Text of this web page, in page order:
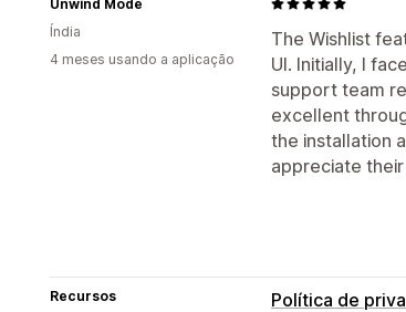
The Wishlist
UI. Initially, I
support team
excellent
the installation
appreciate
Unwind Mode
Índia
4 meses usando a aplicação
Recursos
Política de